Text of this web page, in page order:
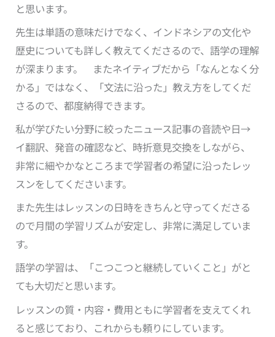
と思います。
先生は単語の意味だけでなく、インドネシアの文化や
歴史についても詳しく教えてくださるので、語学の理解
が深まります。 またネイティブだから「なんとなく分
かる」ではなく、「文法に沿った」教え方をしてくだ
さるので、都度納得できます。
私が学びたい分野に絞ったニュース記事の音読や日→
イ翻訳、発音の確認など、時折意見交換をしながら、
非常に細やかなところまで学習者の希望に沿ったレッ
スンをしてくださいます。
また先生はレッスンの日時をきちんと守ってくださる
ので月間の学習リズムが安定し、非常に満足していま
す。
語学の学習は、「こつこつと継続していくこと」がと
ても大切だと思います。
レッスンの質・内容・費用ともに学習者を支えてくれ
ると感じており、これからも頼りにしています。